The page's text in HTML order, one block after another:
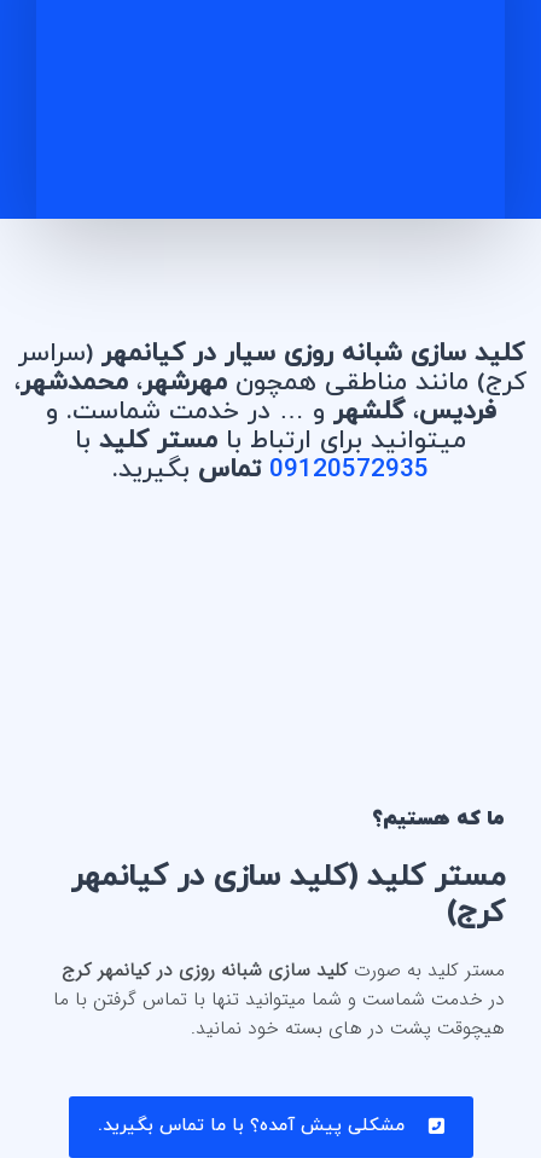
کلید سازی شبانه روزی سیار در کیانمهر(سراسر
کرج) مانند مناطقی همچون مهرشهر، محمدشهر،
فردیس،گلشهر و … در خدمت شماست. و
میتوانید برای ارتباط با مستر کلید با
09120572935 تماس بگیرید.
ما که هستیم؟
مستر کلید (کلید سازی در کیانمهر
کرج)
مستر کلید به صورت کلید سازی شبانه روزی در کیانمهر کرج
در خدمت شماست و شما میتوانید تنها با تماس گرفتن با ما
هیچوقت پشت در های بسته خود نمانید.
مشکلی پیش آمده؟ با ما تماس بگیرید.